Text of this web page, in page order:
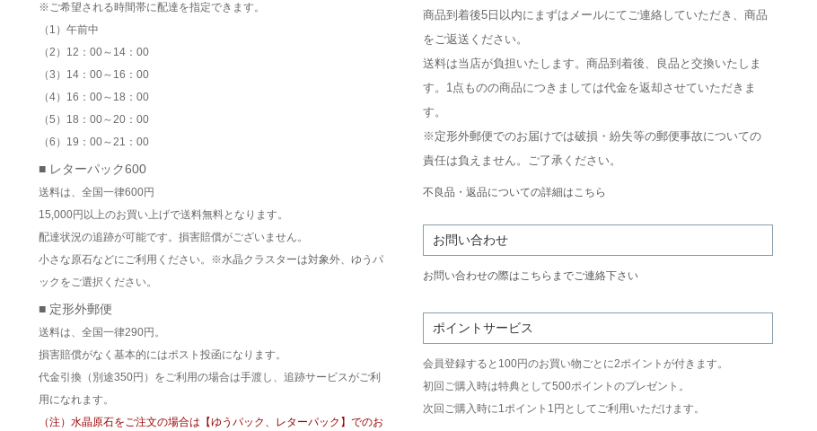
※ご希望される時間帯に配達を指定できます。
（1）午前中
（2）12：00～14：00
（3）14：00～16：00
（4）16：00～18：00
（5）18：00～20：00
（6）19：00～21：00
■ レターパック600
送料は、全国一律600円
15,000円以上のお買い上げで送料無料となります。
配達状況の追跡が可能です。損害賠償がございません。
小さな原石などにご利用ください。※水晶クラスターは対象外、ゆうパ
ックをご選択ください。
■ 定形外郵便
送料は、全国一律290円。
損害賠償がなく基本的にはポスト投函になります。
代金引換（別途350円）をご利用の場合は手渡し、追跡サービスがご利
用になれます。
（注）水晶原石をご注文の場合は【ゆうパック、レターパック】でのお
商品到着後5日以内にまずはメールにてご連絡していただき、商品
をご返送ください。
送料は当店が負担いたします。商品到着後、良品と交換いたしま
す。1点ものの商品につきましては代金を返却させていただきま
す。
※定形外郵便でのお届けでは破損・紛失等の郵便事故についての
責任は負えません。ご了承ください。
不良品・返品についての詳細はこちら
お問い合わせ
お問い合わせの際はこちらまでご連絡下さい
ポイントサービス
会員登録すると100円のお買い物ごとに2ポイントが付きます。
初回ご購入時は特典として500ポイントのプレゼント。
次回ご購入時に1ポイント1円としてご利用いただけます。